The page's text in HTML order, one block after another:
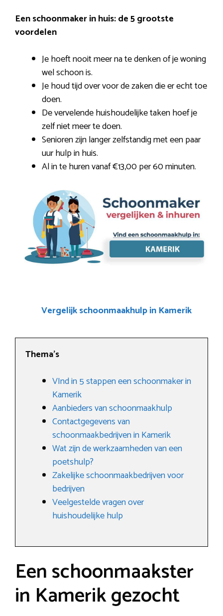
Een schoonmaker in huis: de 5 grootste
voordelen
Je hoeft nooit meer na te denken of je woning
wel schoon is.
Je houd tijd over voor de zaken die er echt toe
doen.
De vervelende huishoudelijke taken hoef je
zelf niet meer te doen.
Senioren zijn langer zelfstandig met een paar
uur hulp in huis.
Al in te huren vanaf €13,00 per 60 minuten.
Vergelijk schoonmaakhulp in Kamerik
Thema’s
VInd in 5 stappen een schoonmaker in
Kamerik
Aanbieders van schoonmaakhulp
Contactgegevens van
schoonmaakbedrijven in Kamerik
Wat zijn de werkzaamheden van een
poetshulp?
Zakelijke schoonmaakbedrijven voor
bedrijven
Veelgestelde vragen over
huishoudelijke hulp
Een schoonmaakster
in Kamerik gezocht